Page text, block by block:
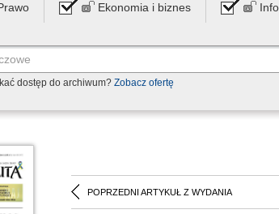
Ekonomia i biznes
dostęp do archiwum? Zobacz ofertę
POPRZEDNI ARTYKUŁ Z WYDANIA